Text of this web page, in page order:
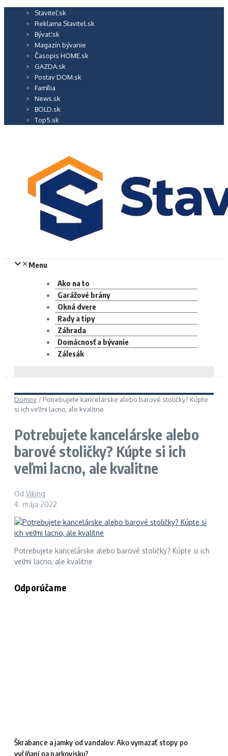
Preskočiť
Staviteľ.sk
Reklama Stavitel.sk
Bývať.sk
Magazín bývanie
Časopis HOME.sk
GAZDA.sk
Postav DOM.sk
Família
News.sk
BOLD.sk
Top5.sk
Menu
Ako na to
Garážové brány
Okná dvere
Rady a tipy
Záhrada
Domácnosť a bývanie
Zálesák
Domov / Potrebujete kancelárske alebo barové stoličky? Kúpte
si ich veľmi lacno, ale kvalitne
Potrebujete kancelárske alebo
barové stoličky? Kúpte si ich
veľmi lacno, ale kvalitne
Od Viking
4. mája 2022
Potrebujete kancelárske alebo barové stoličky? Kúpte si ich
veľmi lacno, ale kvalitne
Odporúčame
Škrabance a jamky od vandalov: Ako vymazať stopy po
vyčíňaní na parkovisku?